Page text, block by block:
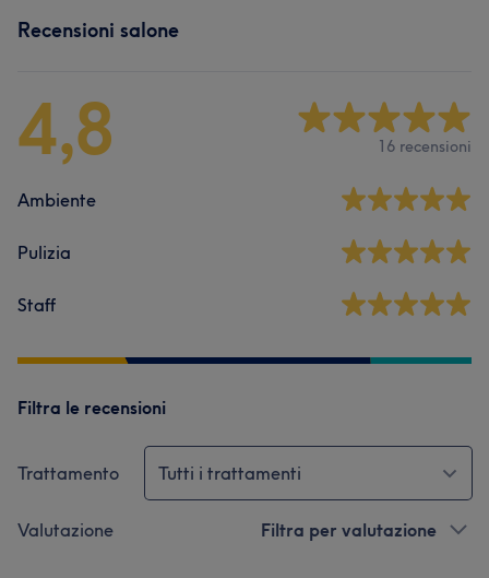
Recensioni salone
4,8 16 recensioni
Ambiente
Pulizia
Staff
Filtra le recensioni
Trattamento Tutti i trattamenti
Valutazione Filtra per valutazione